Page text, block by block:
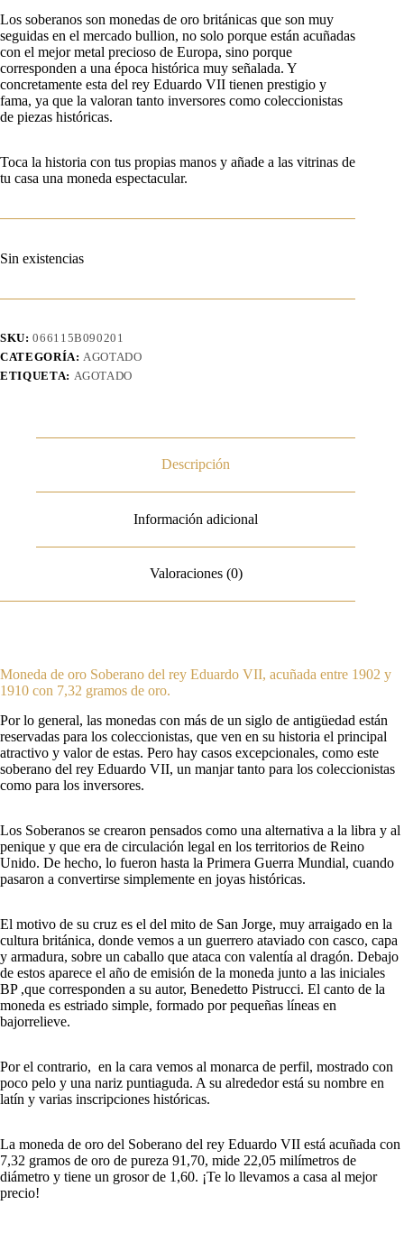
Los soberanos son monedas de oro británicas que son muy
seguidas en el mercado bullion, no solo porque están acuñadas
con el mejor metal precioso de Europa, sino porque
corresponden a una época histórica muy señalada. Y
concretamente esta del rey Eduardo VII tienen prestigio y
fama, ya que la valoran tanto inversores como coleccionistas
de piezas históricas.
Toca la historia con tus propias manos y añade a las vitrinas de
tu casa una moneda espectacular.
Sin existencias
SKU:066115B090201
CATEGORÍA: AGOTADO
ETIQUETA: AGOTADO
Descripción
Información adicional
Valoraciones (0)
Moneda de oro Soberano del rey Eduardo VII, acuñada entre 1902 y
1910 con 7,32 gramos de oro.
Por lo general, las monedas con más de un siglo de antigüedad están
reservadas para los coleccionistas, que ven en su historia el principal
atractivo y valor de estas. Pero hay casos excepcionales, como este
soberano del rey Eduardo VII, un manjar tanto para los coleccionistas
como para los inversores.
Los Soberanos se crearon pensados como una alternativa a la libra y al
penique y que era de circulación legal en los territorios de Reino
Unido. De hecho, lo fueron hasta la Primera Guerra Mundial, cuando
pasaron a convertirse simplemente en joyas históricas.
El motivo de su cruz es el del mito de San Jorge, muy arraigado en la
cultura británica, donde vemos a un guerrero ataviado con casco, capa
y armadura, sobre un caballo que ataca con valentía al dragón. Debajo
de estos aparece el año de emisión de la moneda junto a las iniciales
BP ,que corresponden a su autor, Benedetto Pistrucci. El canto de la
moneda es estriado simple, formado por pequeñas líneas en
bajorrelieve.
Por el contrario, en la cara vemos al monarca de perfil, mostrado con
poco pelo y una nariz puntiaguda. A su alrededor está su nombre en
latín y varias inscripciones históricas.
La moneda de oro del Soberano del rey Eduardo VII está acuñada con
7,32 gramos de oro de pureza 91,70, mide 22,05 milímetros de
diámetro y tiene un grosor de 1,60. ¡Te lo llevamos a casa al mejor
precio!